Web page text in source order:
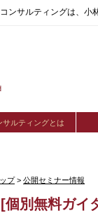
ンサルティングは、小
サルティングとは
ップ> 公開セミナー情報
[個別無料ガイ